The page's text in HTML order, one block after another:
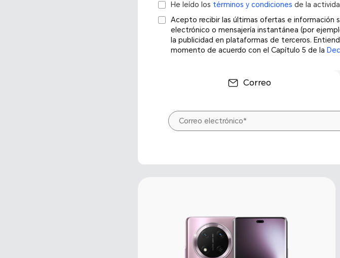
He leído los términos y condiciones de la
Acepto recibir las últimas ofertas e información
electrónico o mensajería instantánea (por
la publicidad en plataformas de terceros.
momento de acuerdo con el Capítulo 5 de la
Correo